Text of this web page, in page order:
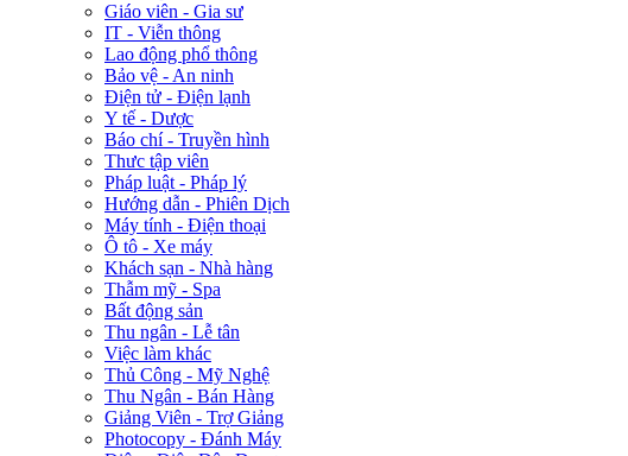
Giáo viên - Gia sư
IT - Viễn thông
Lao động phổ thông
Bảo vệ - An ninh
Điện tử - Điện lạnh
Y tế - Dược
Báo chí - Truyền hình
Thưc tập viên
Pháp luật - Pháp lý
Hướng dẫn - Phiên Dịch
Máy tính - Điện thoại
Ô tô - Xe máy
Khách sạn - Nhà hàng
Thẫm mỹ - Spa
Bất động sản
Thu ngân - Lễ tân
Việc làm khác
Thủ Công - Mỹ Nghệ
Thu Ngân - Bán Hàng
Giảng Viên - Trợ Giảng
Photocopy - Đánh Máy